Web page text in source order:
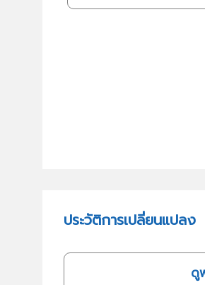
ประวัติการเปลี่ยนแปลง
ดู